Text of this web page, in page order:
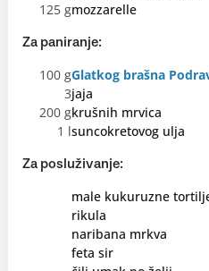
125 gmozzarelle
Za paniranje:
100 gGlatkog brašna
3jaja
200 gkrušnih mrvica
1 lsuncokretovog ulja
Za posluživanje:
male kukuruzne
rikula
naribana mrkva
feta sir